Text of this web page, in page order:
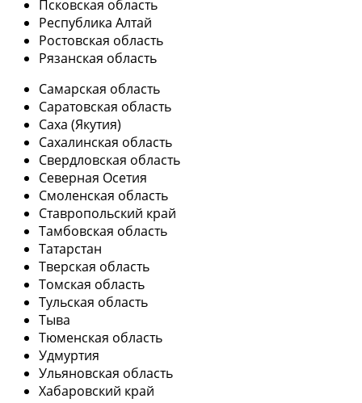
Псковская область
Республика Алтай
Ростовская область
Рязанская область
Самарская область
Саратовская область
Саха (Якутия)
Сахалинская область
Свердловская область
Северная Осетия
Смоленская область
Ставропольский край
Тамбовская область
Татарстан
Тверская область
Томская область
Тульская область
Тыва
Тюменская область
Удмуртия
Ульяновская область
Хабаровский край